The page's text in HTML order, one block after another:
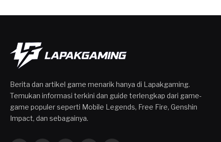
Berita dan artikel game menarik hanya di Lapakgaming.
Temukan informasi terkini dan guide terlengkap dari game-
game populer seperti Mobile Legends, Free Fire, Genshin
Impact, dan sebagainya.